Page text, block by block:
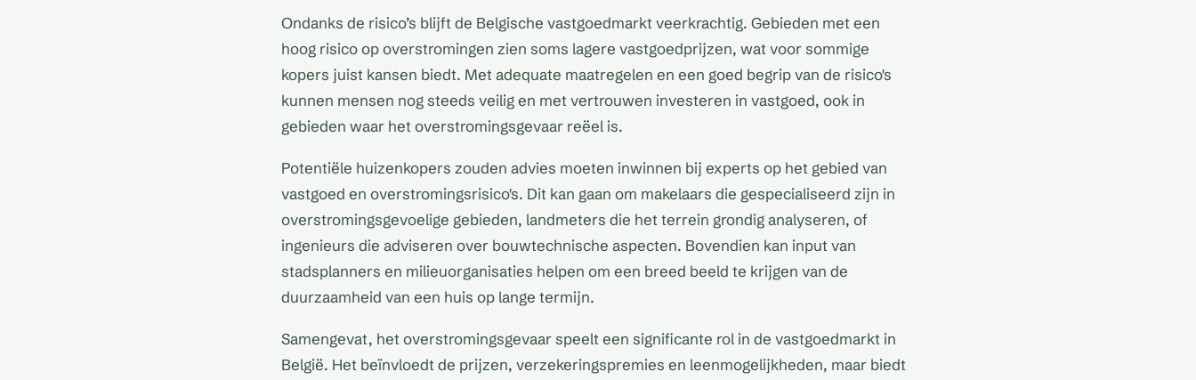
Ondanks de risico’s blijft de Belgische vastgoedmarkt veerkrachtig. Gebieden met een
hoog risico op overstromingen zien soms lagere vastgoedprijzen, wat voor sommige
kopers juist kansen biedt. Met adequate maatregelen en een goed begrip van de risico's
kunnen mensen nog steeds veilig en met vertrouwen investeren in vastgoed, ook in
gebieden waar het overstromingsgevaar reëel is.
Potentiële huizenkopers zouden advies moeten inwinnen bij experts op het gebied van
vastgoed en overstromingsrisico's. Dit kan gaan om makelaars die gespecialiseerd zijn in
overstromingsgevoelige gebieden, landmeters die het terrein grondig analyseren, of
ingenieurs die adviseren over bouwtechnische aspecten. Bovendien kan input van
stadsplanners en milieuorganisaties helpen om een breed beeld te krijgen van de
duurzaamheid van een huis op lange termijn.
Samengevat, het overstromingsgevaar speelt een significante rol in de vastgoedmarkt in
België. Het beïnvloedt de prijzen, verzekeringspremies en leenmogelijkheden, maar biedt